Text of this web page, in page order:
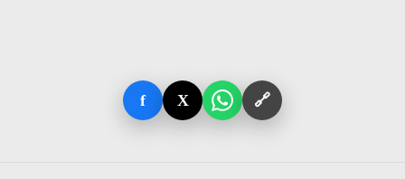
f X 🔗